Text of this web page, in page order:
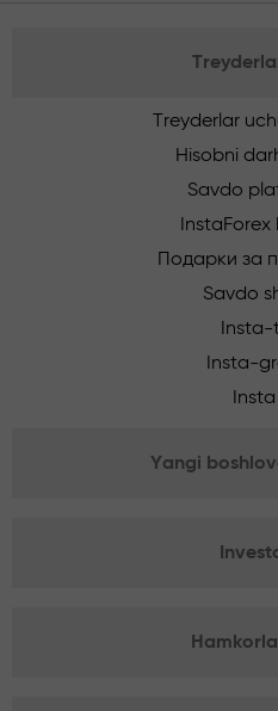
Treyderlar
Hisobni
Savdo
InstaForex
Подарки за
Savdo
Insta-
Insta-
Yangi